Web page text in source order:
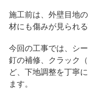
施工前は、外壁目地
材にも傷みが見られる
今回の工事では、シ
釘の補修、クラック
ど、下地調整を丁寧
ます。